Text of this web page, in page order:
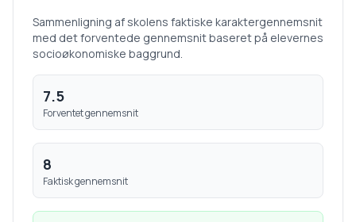
Sammenligning af skolens faktiske karaktergennemsnit
med det forventede gennemsnit baseret på elevernes
socioøkonomiske baggrund.
7.5
Forventet gennemsnit
8
Faktisk gennemsnit